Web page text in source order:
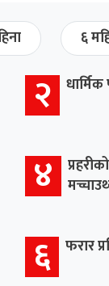
६
२
४
६ फरार